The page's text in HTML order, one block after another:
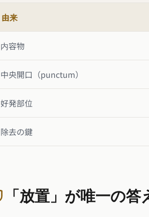
由来
内容物
中央開口（punctum）
好発部位
除去の鍵
「放置」が唯一の